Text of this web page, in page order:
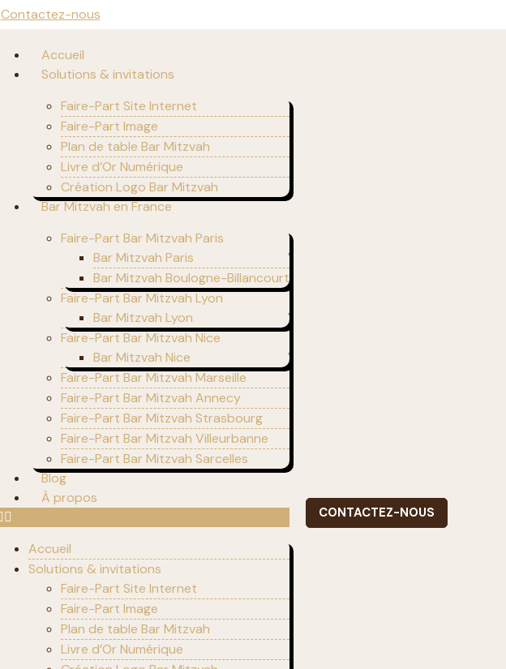
Contactez-nous
Accueil
Solutions & invitations
Faire-Part Site Internet
Faire-Part Image
Plan de table Bar Mitzvah
Livre d’Or Numérique
Création Logo Bar Mitzvah
Bar Mitzvah en France
Faire-Part Bar Mitzvah Paris
Bar Mitzvah Paris
Bar Mitzvah Boulogne-Billancourt
Faire-Part Bar Mitzvah Lyon
Bar Mitzvah Lyon
Faire-Part Bar Mitzvah Nice
Bar Mitzvah Nice
Faire-Part Bar Mitzvah Marseille
Faire-Part Bar Mitzvah Annecy
Faire-Part Bar Mitzvah Strasbourg
Faire-Part Bar Mitzvah Villeurbanne
Faire-Part Bar Mitzvah Sarcelles
Blog
À propos
Accueil
Solutions & invitations
Faire-Part Site Internet
Faire-Part Image
Plan de table Bar Mitzvah
Livre d’Or Numérique
CONTACTEZ-NOUS